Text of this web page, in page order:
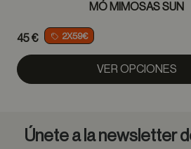
MÓ MIMOSAS SUN
45 € 2X59€
VER OPCIONES
Únete a la newsletter